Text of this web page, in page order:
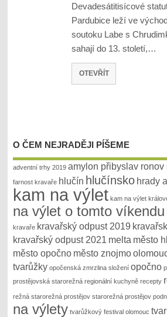
Devadesátitisícové
Pardubice leží ve
soutoku Labe s
sahají do 13. století,…
OTEVŘÍT
O ČEM NEJRADĚJI PÍŠEME
adventní trhy 2019 amylon přibyslav ronov
farnost kravaře hlučín hlučínsko hrady
kam na výlet kam na výlet
na výlet o tomto víkendu
kravaře kravařský odpust 2019
kravařský odpust 2021 melta město
město opočno město znojmo
tvarůžky opočenská zmrzlina složení opočno
prostějovská starorežná regionální kuchyně recepty
režná starorežná prostějov starorežná prostějov
na výlety tvarůžkový festival olomouc